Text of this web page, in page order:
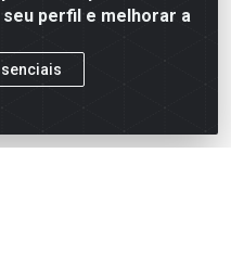
perfil e melhorar a